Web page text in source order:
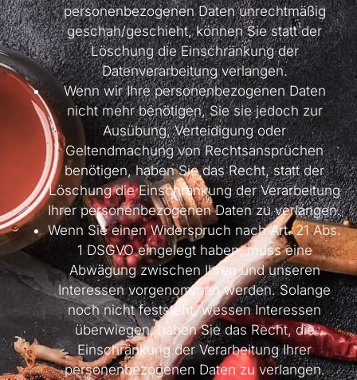
personenbezogenen Daten unrechtmäßig
geschah/geschieht, können Sie statt der
Löschung die Einschränkung der
Datenverarbeitung verlangen.
Wenn wir Ihre personenbezogenen Daten
nicht mehr benötigen, Sie sie jedoch zur
Ausübung, Verteidigung oder
Geltendmachung von Rechtsansprüchen
benötigen, haben Sie das Recht, statt der
Löschung die Einschränkung der Verarbeitung
Ihrer personenbezogenen Daten zu verlangen.
Wenn Sie einen Widerspruch nach Art. 21 Abs.
1 DSGVO eingelegt haben, muss eine
Abwägung zwischen Ihren und unseren
Interessen vorgenommen werden. Solange
noch nicht feststeht, wessen Interessen
überwiegen, haben Sie das Recht, die
Einschränkung der Verarbeitung Ihrer
personenbezogenen Daten zu verlangen.